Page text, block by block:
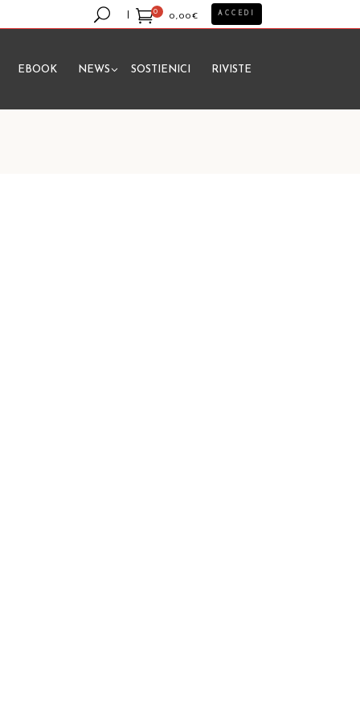
0
0,00€
prodotto nel carrello.
ACCEDI
EBOOK NEWS SOSTIENICI RIVISTE